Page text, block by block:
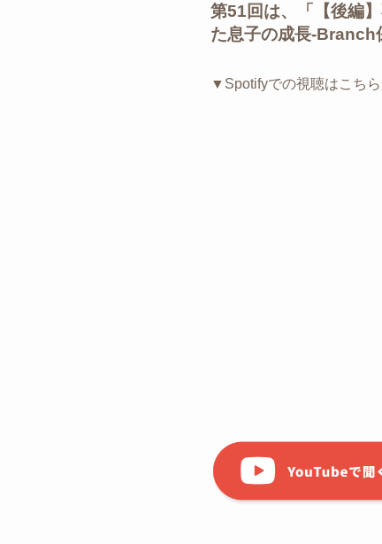
第51回は、「【後編
た息子の成長-Branch
▼Spotifyでの視聴はこちら